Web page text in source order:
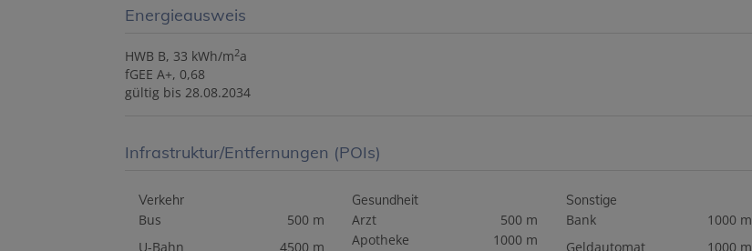
Energieausweis
HWB B, 33 kWh/m2a
fGEE A+, 0,68
gültig bis 28.08.2034
Infrastruktur/Entfernungen (POIs)
Verkehr
Bus
500 m
U-Bahn
4500 m
Gesundheit
Arzt
500 m
Apotheke
1000 m
Sonstige
Bank
1000 m
Geldautomat
1000 m